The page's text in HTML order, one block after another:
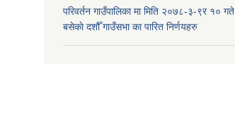
परिवर्तन गाउँपालिका मा मिति २०७८-३-९र १० गते
बसेकाे दशौँ गाउँसभा का पारित निर्णयहरु